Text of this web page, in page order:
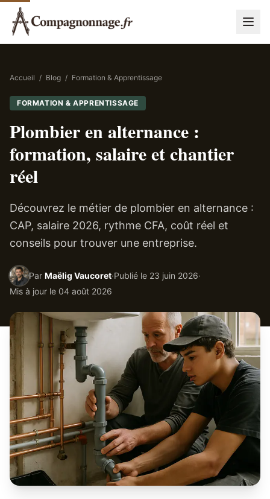
Accueil / Blog / Formation & Apprentissage
FORMATION & APPRENTISSAGE
Plombier en alternance :
formation, salaire et chantier
réel
Découvrez le métier de plombier en alternance :
CAP, salaire 2026, rythme CFA, coût réel et
conseils pour trouver une entreprise.
Par Maëlig Vaucoret·Publié le 23 juin 2026·
Mis à jour le 04 août 2026